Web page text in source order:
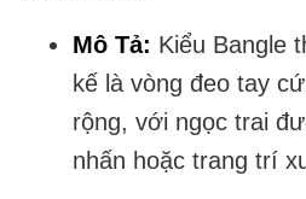
Mô Tả: Kiểu Bangle
kế là vòng đeo tay
rộng, với ngọc trai
nhấn hoặc trang trí